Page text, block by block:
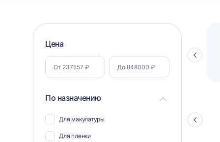
Фильтр
по
параметрам
Цена
По назначению
Для макулатуры
Для пленки
Стрелка
Полуавтоматический паллетоупаковщик
ПЗО BPW-2000
Стрелка